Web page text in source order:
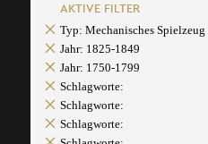
AKTIVE FILTER
Typ: Mechanisches Spielzeug
Jahr: 1825-1849
Jahr: 1750-1799
Schlagworte:
Schlagworte:
Schlagworte: